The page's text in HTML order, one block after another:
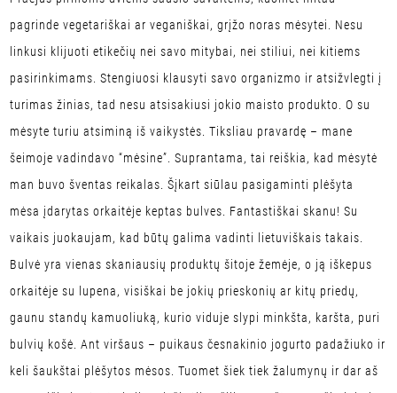
pagrinde vegetariškai ar veganiškai, grįžo noras mėsytei. Nesu
linkusi klijuoti etikečių nei savo mitybai, nei stiliui, nei kitiems
pasirinkimams. Stengiuosi klausyti savo organizmo ir atsižvlegti į
turimas žinias, tad nesu atsisakiusi jokio maisto produkto. O su
mėsyte turiu atsiminą iš vaikystės. Tiksliau pravardę – mane
šeimoje vadindavo “mėsine”. Suprantama, tai reiškia, kad mėsytė
man buvo šventas reikalas. Šįkart siūlau pasigaminti plėšyta
mėsa įdarytas orkaitėje keptas bulves. Fantastiškai skanu! Su
vaikais juokaujam, kad būtų galima vadinti lietuviškais takais.
Bulvė yra vienas skaniausių produktų šitoje žemėje, o ją iškepus
orkaitėje su lupena, visiškai be jokių prieskonių ar kitų priedų,
gaunu standų kamuoliuką, kurio viduje slypi minkšta, karšta, puri
bulvių košė. Ant viršaus – puikaus česnakinio jogurto padažiuko ir
keli šaukštai plėšytos mėsos. Tuomet šiek tiek žalumynų ir dar aš